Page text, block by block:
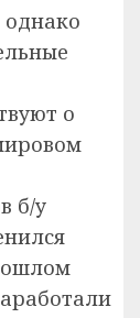
однако
о
б/у